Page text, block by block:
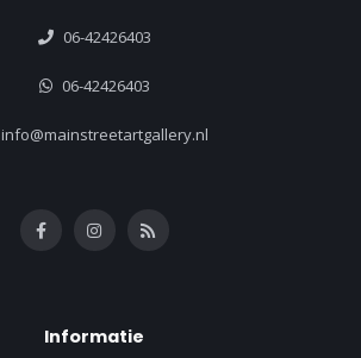
06-42426403
06-42426403
info@mainstreetartgallery.nl
Informatie